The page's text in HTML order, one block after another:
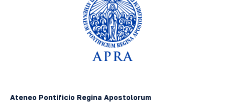
Ateneo Pontificio Regina Apostolorum